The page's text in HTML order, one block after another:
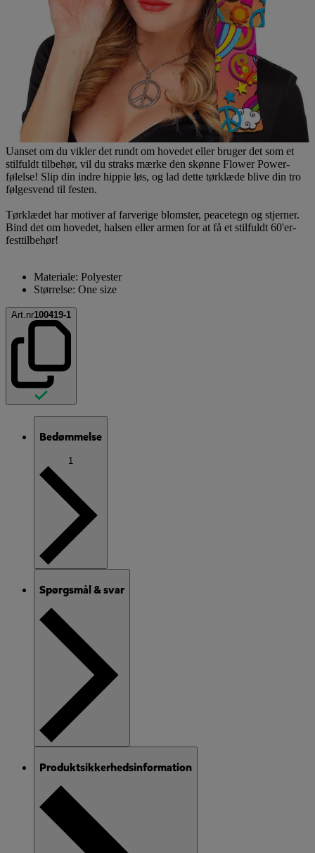
Uanset om du vikler det rundt om hovedet eller bruger det som et
stilfuldt tilbehør, vil du straks mærke den skønne Flower Power-
følelse! Slip din indre hippie løs, og lad dette tørklæde blive din tro
følgesvend til festen.
Tørklædet har motiver af farverige blomster, peacetegn og stjerner.
Bind det om hovedet, halsen eller armen for at få et stilfuldt 60'er-
festtilbehør!
Materiale: Polyester
Størrelse: One size
Art.nr100419-1
Bedømmelse
1
Spørgsmål & svar
Produktsikkerhedsinformation